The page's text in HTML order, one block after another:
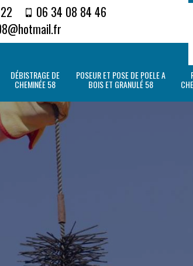
06 34 08 84 46
DÉBISTRAGE DE
CHEMINÉE 58
POSEUR ET POSE DE POELE A
BOIS ET GRANULÉ 58